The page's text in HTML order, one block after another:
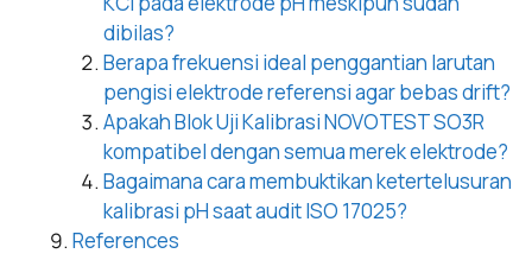
dibilas?
Berapa frekuensi ideal penggantian larutan
pengisi elektrode referensi agar bebas drift?
Apakah Blok Uji Kalibrasi NOVOTEST SO3R
kompatibel dengan semua merek elektrode?
Bagaimana cara membuktikan ketertelusuran
kalibrasi pH saat audit ISO 17025?
References